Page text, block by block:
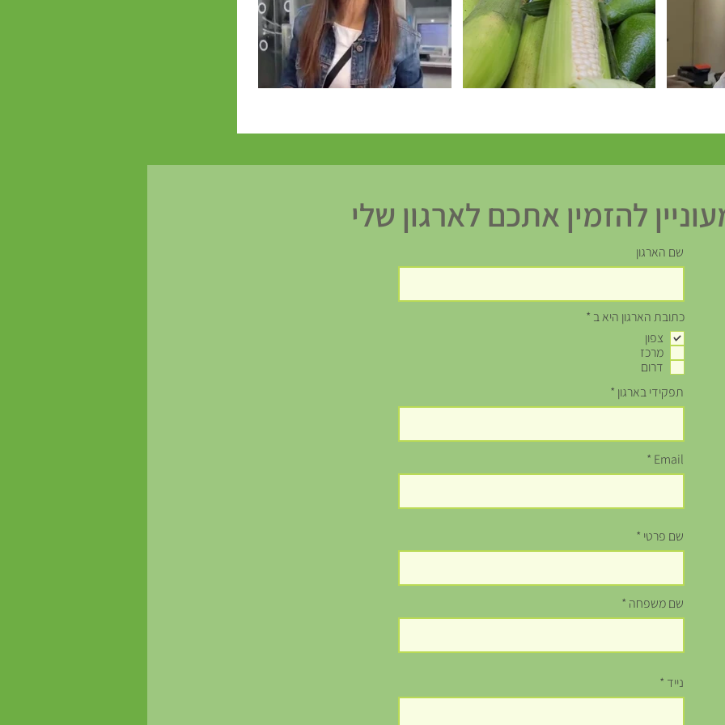
להזמין אתכם לארגון שלי
שם הארגון
כתובת הארגון היא ב *
צפון
מרכז
דרום
תפקידי בארגון
Email
שם פרטי
שם משפחה
נייד